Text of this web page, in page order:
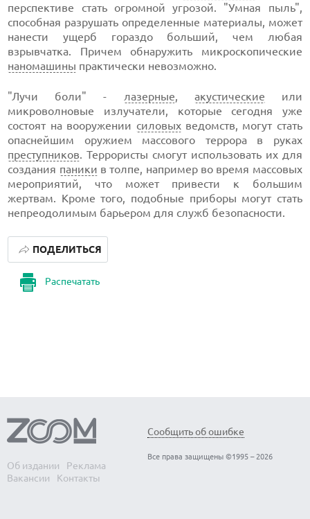
перспективе стать огромной угрозой. "Умная пыль",
способная разрушать определенные материалы, может
нанести ущерб гораздо больший, чем любая
взрывчатка. Причем обнаружить микроскопические
наномашины практически невозможно.
"Лучи боли" - лазерные, акустические или
микроволновые излучатели, которые сегодня уже
состоят на вооружении силовыхведомств, могут стать
опаснейшим оружием массового террора в руках
преступников. Террористы смогут использовать их для
создания паники в толпе, например во время массовых
мероприятий, что может привести к большим
жертвам. Кроме того, подобные приборы могут стать
непреодолимым барьером для служб безопасности.
Распечатать
ПОДЕЛИТЬСЯ
Об издании
Реклама
Вакансии
Контакты
Сообщить об ошибке
Все права защищены ©1995 – 2026